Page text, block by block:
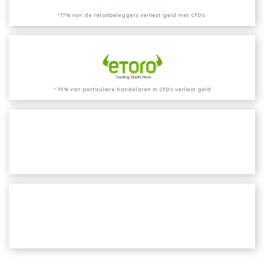
*77% van de retailbeleggers verliest geld met CFD’s.
* 75% van particuliere handelaren in CFD's verliest geld